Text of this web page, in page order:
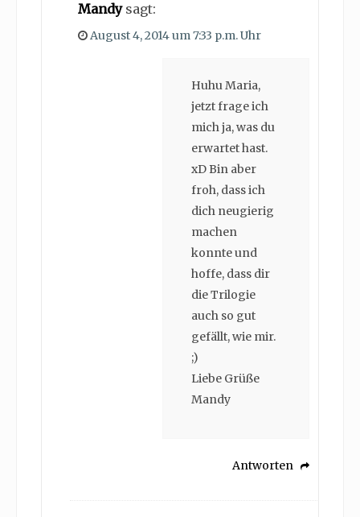
Mandy sagt:
August 4, 2014 um 7:33 p.m. Uhr
Huhu Maria,
jetzt frage ich
mich ja, was du
erwartet hast.
xD Bin aber
froh, dass ich
dich neugierig
machen
konnte und
hoffe, dass dir
die Trilogie
auch so gut
gefällt, wie mir.
;)
Liebe Grüße
Mandy
Antworten